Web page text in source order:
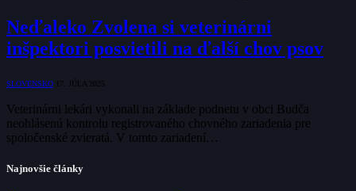
Neďaleko Zvolena si veterinárni
inšpektori posvietili na ďalší chov psov
SLOVENSKO 17. JÚLA 2025
Veterinárni lekári vykonali na základe podnetu v obci Budča
neohlásenú kontrolu registrovaného chovného zariadenia pre
spoločenské zvieratá. V tomto zariadení…
Najnovšie články